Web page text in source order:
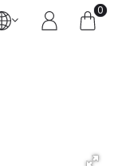
0